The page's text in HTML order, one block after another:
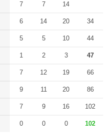
7 7 14
6 14 20 34
5 5 10 44
1 2 3 47
7 12 19 66
9 11 20 86
7 9 16 102
0 0 0 102